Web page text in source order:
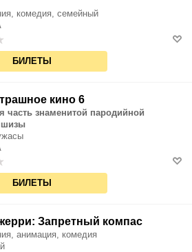
комедия, семейный
БИЛЕТЫ
кино 6
часть знаменитой пародийной
БИЛЕТЫ
Запретный компас
анимация, комедия